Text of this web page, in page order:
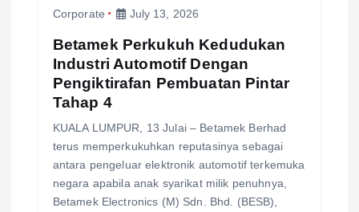
Corporate July 13, 2026
Betamek Perkukuh Kedudukan
Industri Automotif Dengan
Pengiktirafan Pembuatan Pintar
Tahap 4
KUALA LUMPUR, 13 Julai – Betamek Berhad
terus memperkukuhkan reputasinya sebagai
antara pengeluar elektronik automotif terkemuka
negara apabila anak syarikat milik penuhnya,
Betamek Electronics (M) Sdn. Bhd. (BESB),